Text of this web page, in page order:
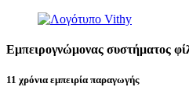
Εμπειρογνώμονας συστήματος
11 χρόνια εμπειρία παραγωγής